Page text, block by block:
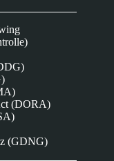
(DORA)
(GDNG)